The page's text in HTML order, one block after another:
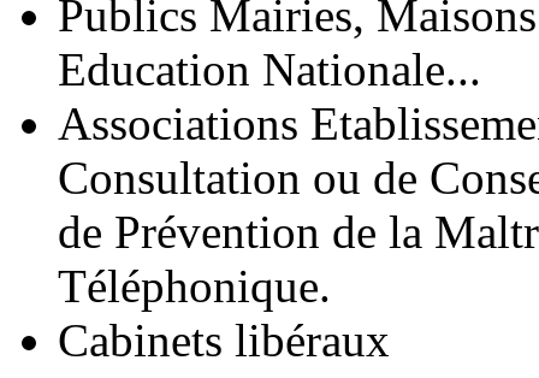
Publics Mairies,
Education Nationale...
Associations
Consultation ou de
de Prévention de la
Téléphonique.
Cabinets libéraux